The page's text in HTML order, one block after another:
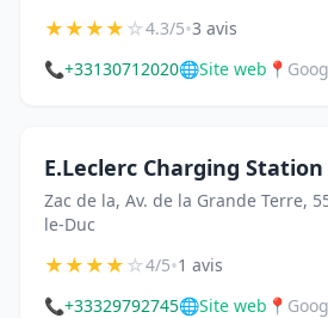
★★★★☆4.3/5•3 avis
📞+33130712020🌐Site web 📍
E.Leclerc Charging Station
Zac de la, Av. de la Grande Terre,
le-Duc
★★★★☆4/5•1 avis
📞+33329792745🌐Site web 📍